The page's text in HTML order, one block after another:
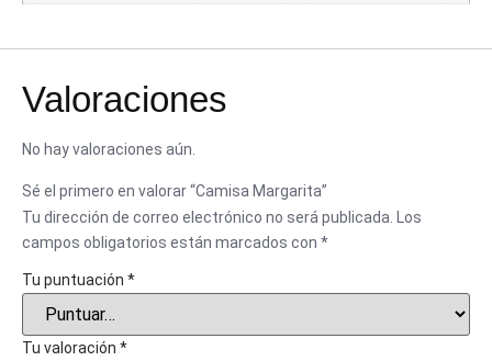
Valoraciones
No hay valoraciones aún.
Sé el primero en valorar “Camisa Margarita”
Tu dirección de correo electrónico no será publicada.
Los
campos obligatorios están marcados con *
Tu puntuación *
Tu valoración *